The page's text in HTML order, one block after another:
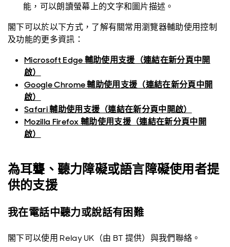
能，可以朗讀螢幕上的文字和圖片描述。
閣下可以於以下方式，了解有關常用瀏覽器輔助使用控制
及功能的更多資訊：
Microsoft Edge 輔助使用支援（連結在新分頁中開
啟）
Google Chrome 輔助使用支援（連結在新分頁中開
啟）
Safari 輔助使用支援（連結在新分頁中開啟）
Mozilla Firefox 輔助使用支援（連結在新分頁中開
啟）
為耳聾、聽力障礙或語言障礙使用者提
供的支援
我在電話中聽力或說話有困難
閣下可以使用 Relay UK（由 BT 提供）與我們聯絡。